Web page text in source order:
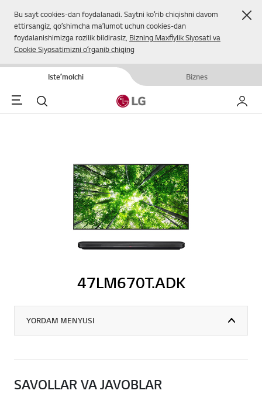
Bu sayt cookies-dan foydalanadi. Saytni koʻrib chiqishni davom
ettirsangiz, qoʻshimcha maʼlumot uchun cookies-dan
foydalanishimizga rozilik bildirasiz, Bizning Maxfiylik Siyosati va
Cookie Siyosatimizni oʻrganib chiqing
Isteʼmolchi Biznes
Menu Qidirish
47LM670T.ADK
YORDAM MENYUSI
SAVOLLAR VA JAVOBLAR